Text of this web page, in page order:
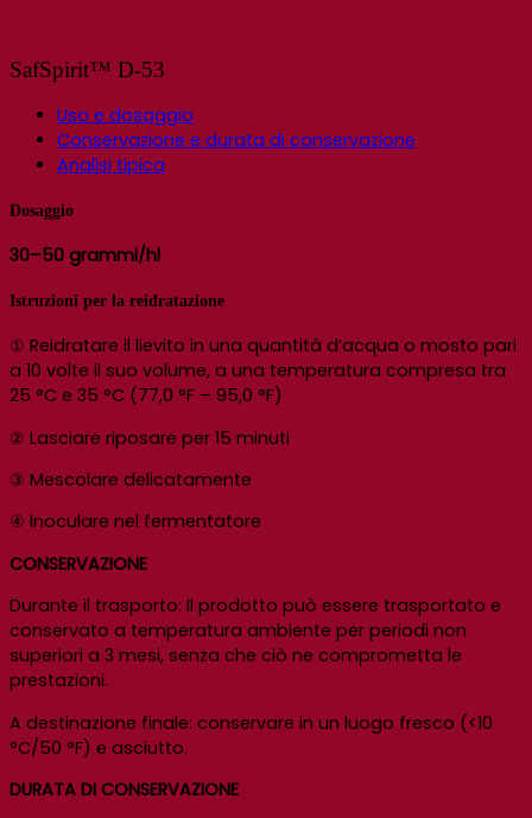
SafSpirit™ D-53
Uso e dosaggio
Conservazione e durata di conservazione
Analisi tipica
Dosaggio
30–50 grammi/hl
Istruzioni per la reidratazione
① Reidratare il lievito in una quantità d’acqua o mosto pari
a 10 volte il suo volume, a una temperatura compresa tra
25 °C e 35 °C (77,0 °F – 95,0 °F)
② Lasciare riposare per 15 minuti
③ Mescolare delicatamente
④ Inoculare nel fermentatore
CONSERVAZIONE
Durante il trasporto: Il prodotto può essere trasportato e
conservato a temperatura ambiente per periodi non
superiori a 3 mesi, senza che ciò ne comprometta le
prestazioni.
A destinazione finale: conservare in un luogo fresco (<10
°C/50 °F) e asciutto.
DURATA DI CONSERVAZIONE